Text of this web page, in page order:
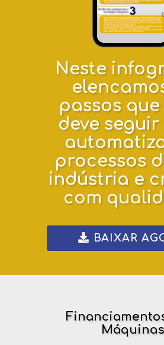
Neste
passos
deve
processos
indústria e
com
BAIXAR
Máquinas